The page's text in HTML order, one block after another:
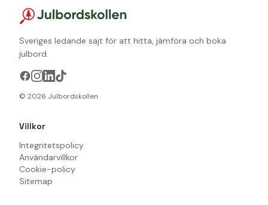
Sveriges ledande sajt för att hitta, jämföra och boka
julbord.
© 2026 Julbordskollen
Villkor
Integritetspolicy
Användarvillkor
Cookie-policy
Sitemap